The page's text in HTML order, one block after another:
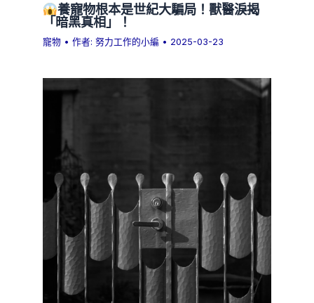
養寵物根本是世紀大騙局！獸醫淚揭
「暗黑真相」！
寵物 • 作者:努力工作的小編 • 2025-03-23